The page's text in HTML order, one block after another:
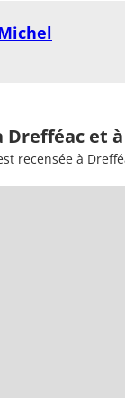
Drefféac et
recensée à